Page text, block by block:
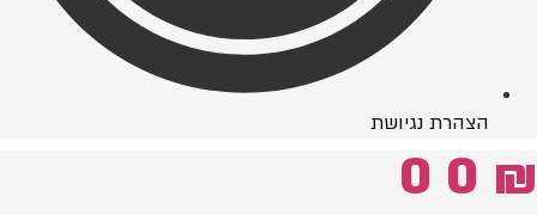
הצהרת נגיושת
0 ₪
0